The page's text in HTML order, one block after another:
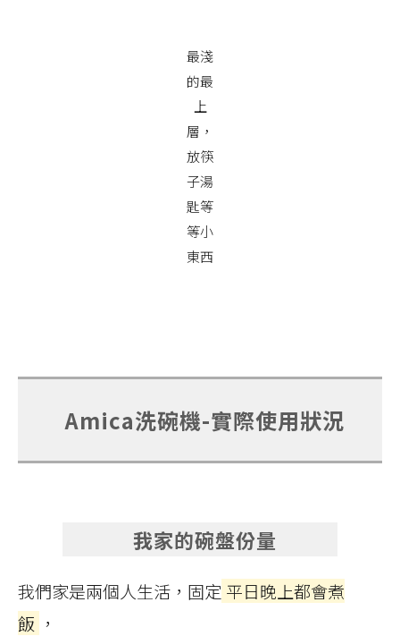
最淺
的最
上
層，
放筷
子湯
匙等
等小
東西
Amica洗碗機-實際使用狀況
我家的碗盤份量
我們家是兩個人生活，固定 平日晚上都會煮
飯 ，